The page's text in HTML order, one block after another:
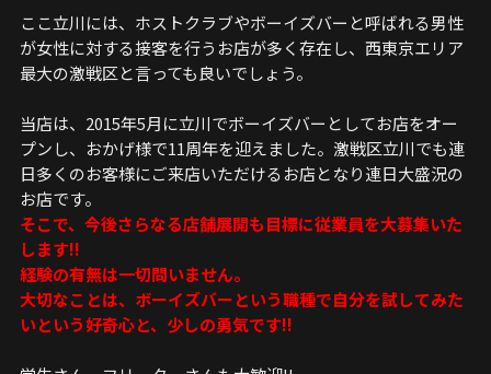
ここ立川には、ホストクラブやボーイズバーと呼ばれる男性
が女性に対する接客を行うお店が多く存在し、西東京エリア
最大の激戦区と言っても良いでしょう。
当店は、2015年5月に立川でボーイズバーとしてお店をオー
プンし、おかげ様で11周年を迎えました。激戦区立川でも連
日多くのお客様にご来店いただけるお店となり連日大盛況の
お店です。
そこで、今後さらなる店舗展開も目標に従業員を大募集いた
します!!
経験の有無は一切問いません。
大切なことは、ボーイズバーという職種で自分を試してみた
いという好奇心と、少しの勇気です!!